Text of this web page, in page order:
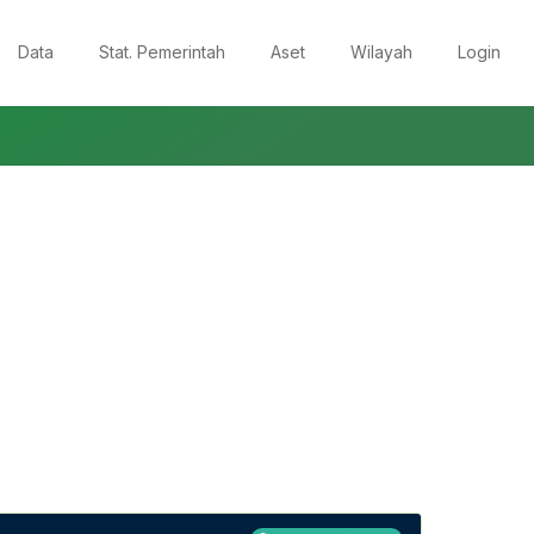
Data Stat. Pemerintah Aset Wilayah Login